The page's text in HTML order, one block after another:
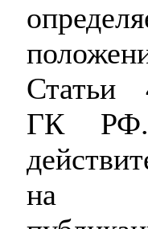
ГК
на